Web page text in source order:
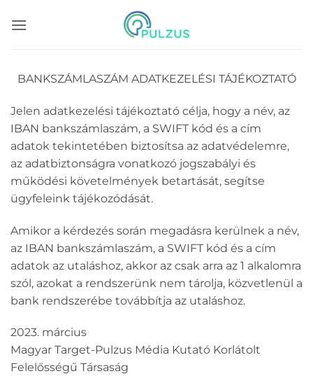
BANKSZÁMLASZÁM ADATKEZELÉSI TÁJÉKOZTATÓ
Jelen adatkezelési tájékoztató célja, hogy a név, az
IBAN bankszámlaszám, a SWIFT kód és a cím
adatok tekintetében biztosítsa az adatvédelemre,
az adatbiztonságra vonatkozó jogszabályi és
működési követelmények betartását, segítse
ügyfeleink tájékozódását.
Amikor a kérdezés során megadásra kerülnek a név,
az IBAN bankszámlaszám, a SWIFT kód és a cím
adatok az utaláshoz, akkor az csak arra az 1 alkalomra
szól, azokat a rendszerünk nem tárolja, közvetlenül a
bank rendszerébe továbbítja az utaláshoz.
2023. március
Magyar Target-Pulzus Média Kutató Korlátolt
Felelősségű Társaság